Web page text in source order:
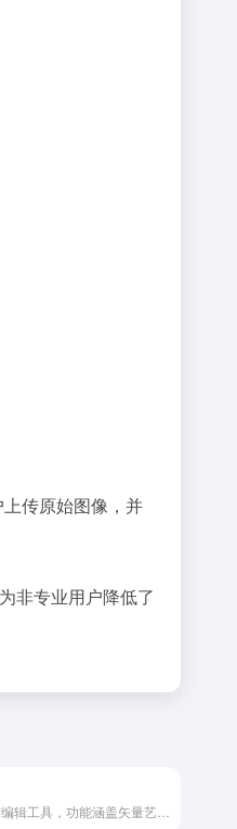
传原始图像，并
非专业用户降低了